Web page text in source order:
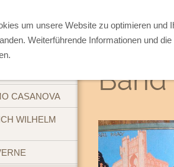
CASANOVA
WILHELM
Band
um unsere Website zu optimieren und
Weiterführende Informationen und